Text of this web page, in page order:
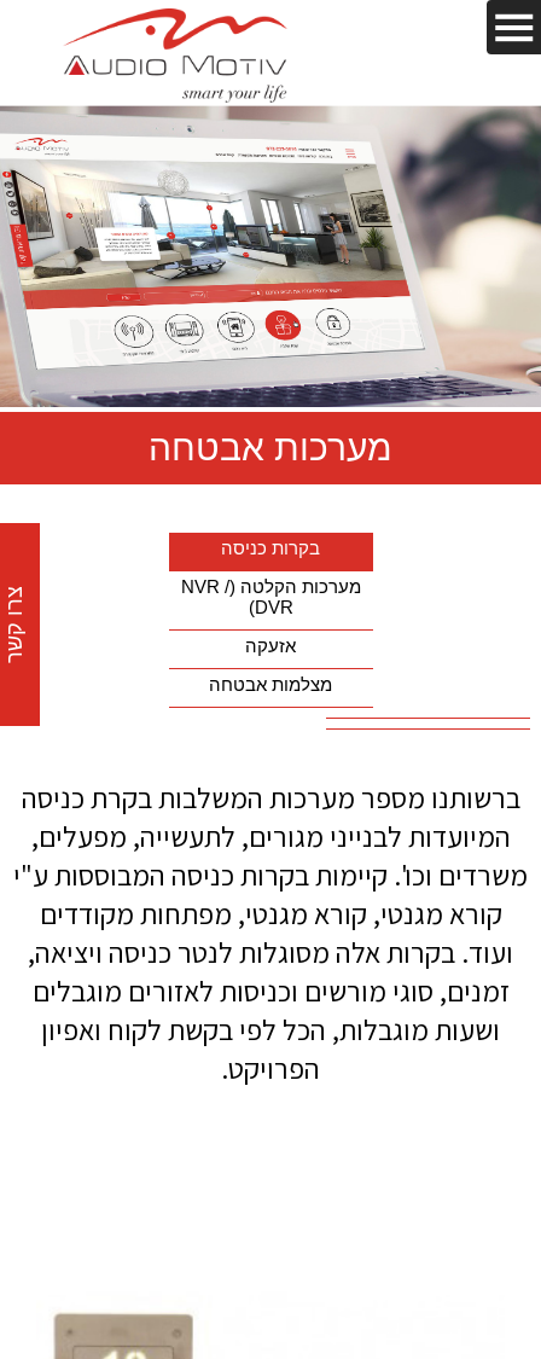
מערכות אבטחה
בקרות כניסה
מערכות הקלטה (NVR /
DVR)
אזעקה
מצלמות אבטחה
ברשותנו מספר מערכות המשלבות בקרת כניסה
המיועדות לבנייני מגורים, לתעשייה, מפעלים,
משרדים וכו'. קיימות בקרות כניסה המבוססות ע"י
קורא מגנטי, קורא מגנטי, מפתחות מקודדים
ועוד. בקרות אלה מסוגלות לנטר כניסה ויציאה,
זמנים, סוגי מורשים וכניסות לאזורים מוגבלים
ושעות מוגבלות, הכל לפי בקשת לקוח ואפיון
הפרויקט.
צרו קשר